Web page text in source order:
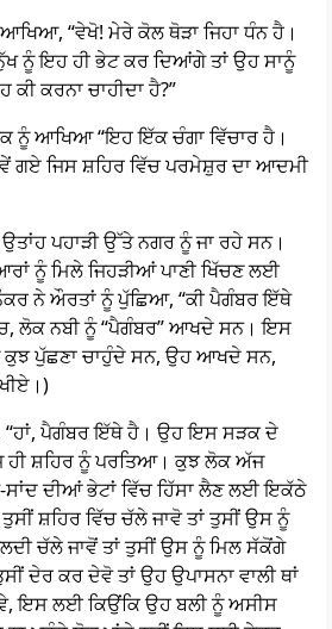
“ਵੇਖੋ! ਮੇਰੇ ਕੋਲ ਥੋੜਾ ਜਿਹਾ ਧੰਨ ਹੈ।
ਨੂੰ ਇਹ ਹੀ ਭੇਟ ਕਰ ਦਿਆਂਗੇ ਤਾਂ ਉਹ ਸਾਨੂੰ
ਕਰਨਾ ਚਾਹੀਦਾ ਹੈ?”
ਨੂੰ ਆਖਿਆ “ਇਹ ਇੱਕ ਚੰਗਾ ਵਿੱਚਾਰ ਹੈ।
ਗਏ ਜਿਸ ਸ਼ਹਿਰ ਵਿੱਚ ਪਰਮੇਸ਼ੁਰ ਦਾ ਆਦਮੀ
ਪਹਾੜੀ ਉੱਤੇ ਨਗਰ ਨੂੰ ਜਾ ਰਹੇ ਸਨ।
ਨੂੰ ਮਿਲੇ ਜਿਹੜੀਆਂ ਪਾਣੀ ਖਿੱਚਣ ਲਈ
ਨੇ ਔਰਤਾਂ ਨੂੰ ਪੁੱਛਿਆ, “ਕੀ ਪੈਗੰਬਰ ਇੱਥੇ
ਲੋਕ ਨਬੀ ਨੂੰ “ਪੈਗੰਬਰ” ਆਖਦੇ ਸਨ। ਇਸ
ਪੁੱਛਣਾ ਚਾਹੁੰਦੇ ਸਨ, ਉਹ ਆਖਦੇ ਸਨ,
“ਹਾਂ, ਪੈਗੰਬਰ ਇੱਥੇ ਹੈ। ਉਹ ਇਸ ਸੜਕ ਦੇ
ਹੀ ਸ਼ਹਿਰ ਨੂੰ ਪਰਤਿਆ। ਕੁਝ ਲੋਕ ਅੱਜ
ਸਾਂਦ ਦੀਆਂ ਭੇਟਾਂ ਵਿੱਚ ਹਿੱਸਾ ਲੈਣ ਲਈ ਇਕੱਠੇ
ਸ਼ਹਿਰ ਵਿੱਚ ਚੱਲੇ ਜਾਵੋ ਤਾਂ ਤੁਸੀਂ ਉਸ ਨੂੰ
ਚੱਲੇ ਜਾਵੋਂ ਤਾਂ ਤੁਸੀਂ ਉਸ ਨੂੰ ਮਿਲ ਸੱਕੋਂਗੇ
ਦੇਰ ਕਰ ਦੇਵੋ ਤਾਂ ਉਹ ਉਪਾਸਨਾ ਵਾਲੀ ਥਾਂ
ਇਸ ਲਈ ਕਿਉਂਕਿ ਉਹ ਬਲੀ ਨੂੰ ਅਸੀਸ